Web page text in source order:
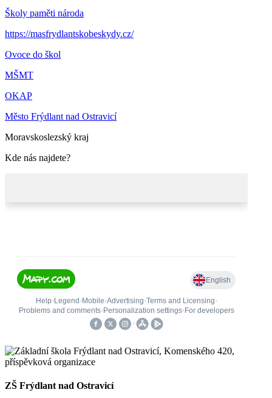
Školy paměti národa
https://masfrydlantskobeskydy.cz/
Ovoce do škol
MŠMT
OKAP
Město Frýdlant nad Ostravicí
Moravskoslezský kraj
Kde nás najdete?
ZŠ Frýdlant nad Ostravicí